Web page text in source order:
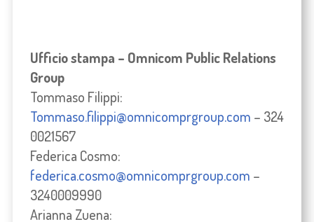
Ufficio stampa – Omnicom Public Relations
Group
Tommaso Filippi:
Tommaso.filippi@omnicomprgroup.com – 324
0021567
Federica Cosmo:
federica.cosmo@omnicomprgroup.com –
3240009990
Arianna Zuena: